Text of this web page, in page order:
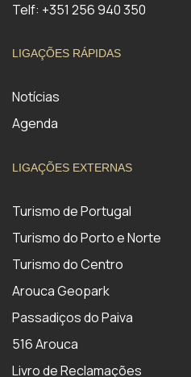
Telf: +351 256 940 350
LIGAÇÕES RÁPIDAS
Notícias
Agenda
LIGAÇÕES EXTERNAS
Turismo de Portugal
Turismo do Porto e Norte
Turismo do Centro
Arouca Geopark
Passadiços do Paiva
516 Arouca
Livro de Reclamações